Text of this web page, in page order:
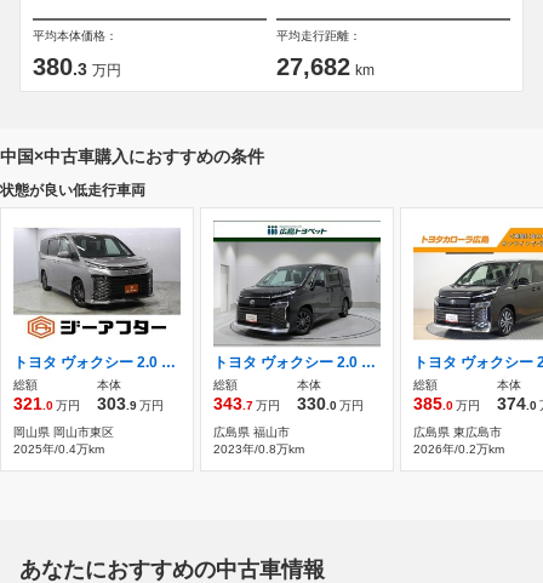
平均本体価格：
380.3 万円
平均走行距離：
27,682 km
中国×中古車購入におすすめの条件
状態が良い低走行車両
トヨタ ヴォクシー 2.0 S-G
総額
321 .0万円
本体
303 .9万円
岡山県 岡山市東区
2025年/0.4万km
トヨタ ヴォクシー 2.0 S-G ETC 左Pスライドドア リヤクーラー
総額
343 .7万円
本体
330 .0万円
広島県 福山市
2023年/0.8万km
総額
385 .0万円
本体
374 .0
広島県 東広島市
2026年/0.2万km
あなたにおすすめの中古車情報